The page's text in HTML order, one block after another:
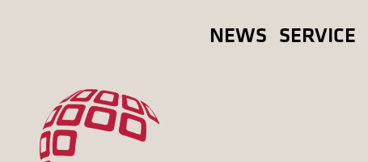
NEWS SERVICE